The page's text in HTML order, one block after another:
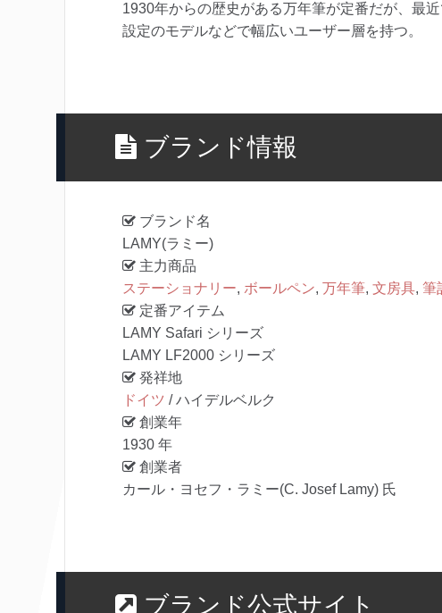
1930年からの歴史がある万年筆が定番だが、最
設定のモデルなどで幅広いユーザー層を持つ。
ブランド情報
ブランド名
LAMY(ラミー)
主力商品
ステーショナリー, ボールペン, 万年筆, 文房具, 筆
定番アイテム
LAMY Safari シリーズ
LAMY LF2000 シリーズ
発祥地
ドイツ / ハイデルベルク
創業年
1930 年
創業者
カール・ヨセフ・ラミー(C. Josef Lamy) 氏
ブランド公式サイト